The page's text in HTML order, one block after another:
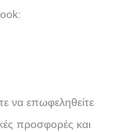
να επωφεληθείτε
προσφορές και